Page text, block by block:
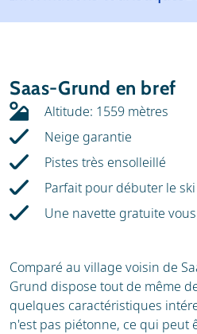
Location
Location de ski
Saas-Grund en bref
Altitude: 1559 mètres
Neige garantie
Pistes très ensolleillé
Parfait pour débuter le
Une navette gratuite
Comparé au village voisin de
Grund dispose tout de même
quelques caractéristiques
n'est pas piétonne, ce qui peut